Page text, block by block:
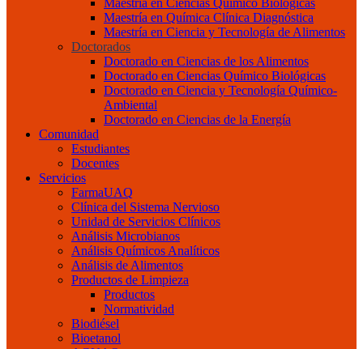
Maestría en Ciencias Químico Biológicas
Maestría en Química Clínica Diagnóstica
Maestría en Ciencia y Tecnología de Alimentos
Doctorados
Doctorado en Ciencias de los Alimentos
Doctorado en Ciencias Químico Biológicas
Doctorado en Ciencia y Tecnología Químico-
Ambiental
Doctorado en Ciencias de la Energía
Comunidad
Estudiantes
Docentes
Servicios
FarmaUAQ
Clínica del Sistema Nervioso
Unidad de Servicios Clínicos
Análisis Microbianos
Análisis Químicos Analíticos
Análisis de Alimentos
Productos de Limpieza
Productos
Normatividad
Biodiésel
Bioetanol